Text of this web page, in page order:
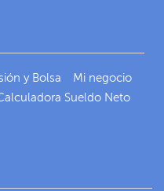
y Bolsa
Mi negocio
Sueldo Neto